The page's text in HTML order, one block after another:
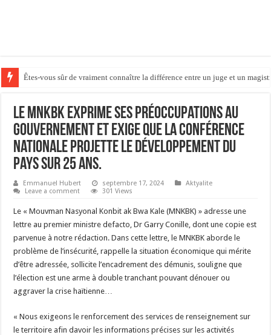
Êtes-vous sûr de vraiment connaître la différence entre un juge et un
Etazini/TPS: JiJ Fedeal Ana Reyes leve òdonans ki te anpeche depòtasyon
Le MNKBK exprime ses préoccupations au
gouvernement et exige que la conférence
nationale projette le développement du
pays sur 25 ans.
Emmanuel Hubert septembre 17, 2024
Aktyalite
Leave a comment
301 Views
Le « Mouvman Nasyonal Konbit ak Bwa Kale (MNKBK) » adresse une
lettre au premier ministre defacto, Dr Garry Conille, dont une copie est
parvenue à notre rédaction. Dans cette lettre, le MNKBK aborde le
problème de l’insécurité, rappelle la situation économique qui mérite
d’être adressée, sollicite l’encadrement des démunis, souligne que
l’élection est une arme à double tranchant pouvant dénouer ou
aggraver la crise haïtienne…
« Nous exigeons le renforcement des services de renseignement sur
le territoire afin davoir les informations précises sur les activités